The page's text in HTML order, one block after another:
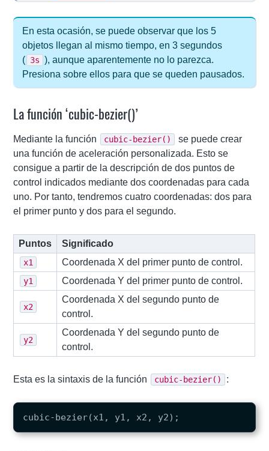
En esta ocasión, se puede observar que los 5
objetos llegan al mismo tiempo, en 3 segundos
( 3s ), aunque aparentemente no lo parezca.
Presiona sobre ellos para que se queden pausados.
La función ‘cubic-bezier()’
Mediante la función cubic-bezier()
se puede crear
una función de aceleración personalizada. Esto se
consigue a partir de la descripción de dos puntos de
control indicados mediante dos coordenadas para cada
uno. Por tanto, tendremos cuatro coordenadas: dos para
el primer punto y dos para el segundo.
Puntos Significado
x1 Coordenada X del primer punto de control.
y1 Coordenada Y del primer punto de control.
x2
Coordenada X del segundo punto de
control.
y2
Coordenada Y del segundo punto de
control.
Esta es la sintaxis de la función cubic-bezier() :